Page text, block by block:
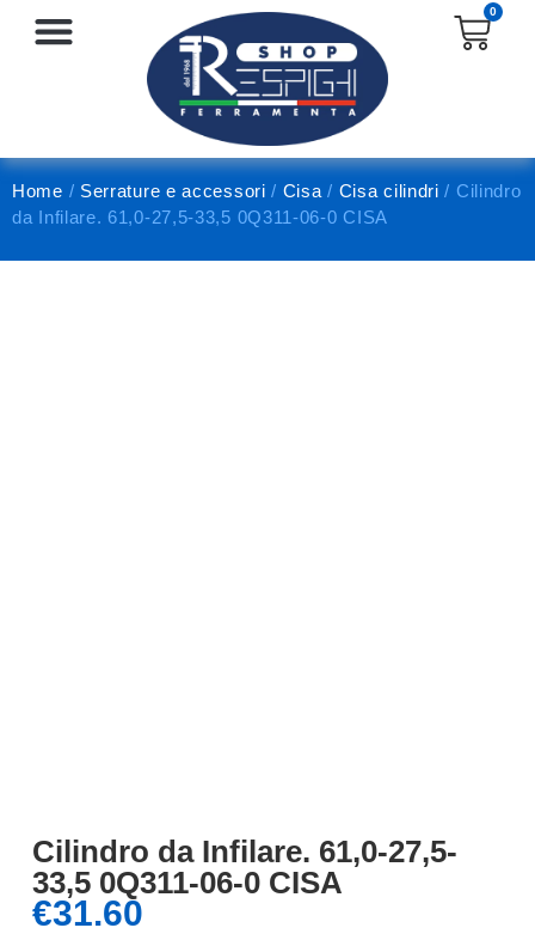
0
Home / Serrature e accessori / Cisa / Cisa cilindri / Cilindro
da Infilare. 61,0-27,5-33,5 0Q311-06-0 CISA
Cilindro da Infilare. 61,0-27,5-
33,5 0Q311-06-0 CISA
€31.60